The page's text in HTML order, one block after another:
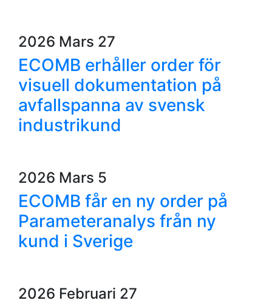
2026 Mars 27
ECOMB erhåller order för
visuell dokumentation på
avfallspanna av svensk
industrikund
2026 Mars 5
ECOMB får en ny order på
Parameteranalys från ny
kund i Sverige
2026 Februari 27